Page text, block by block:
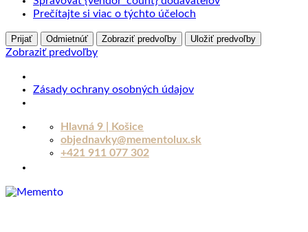
Prečítajte si viac o týchto účeloch
Prijať Odmietnúť Zobraziť predvoľby Uložiť predvoľby
Zobraziť predvoľby
Zásady ochrany osobných údajov
Skip
Hlavná 9 | Košice
objednavky@mementolux.sk
+421 911 077 302